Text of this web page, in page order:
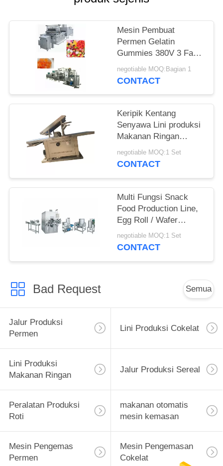
Mesin Pembuat
Permen Gelatin
Gummies 380V 3 Fase
50Hz
negotiable MOQ:Bagian 1
CONTACT
Keripik Kentang
Senyawa Lini produksi
Makanan Ringan
Kontrol Listrik 99kw
negotiable MOQ:1 Set
CONTACT
Multi Fungsi Snack
Food Production Line,
Egg Roll / Wafer
Production Line
negotiable MOQ:1 Set
CONTACT
Bad Request Semua
Jalur Produksi
Permen
Lini Produksi Cokelat
Lini Produksi
Makanan Ringan
Jalur Produksi Sereal
Peralatan Produksi
Roti
makanan otomatis
mesin kemasan
Mesin Pengemas
Permen
Mesin Pengemasan
Cokelat